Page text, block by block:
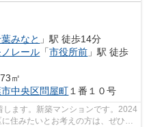
みなと 」駅 徒歩14分
レール 「市役所前 」駅 徒歩
㎡
中央区問屋町１番１０号
ます。新築マンションです。2024
住みたいとお考えの方は、ぜひ当